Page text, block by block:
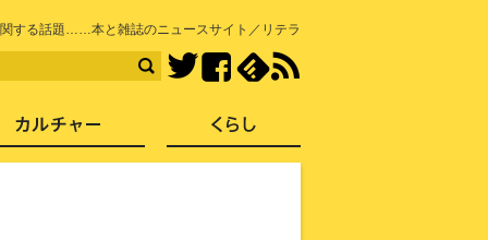
する話題……本と雑誌のニュースサイト／リテラ
TwitterFacebook
社会